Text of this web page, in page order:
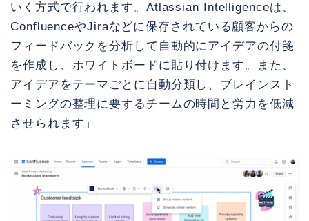
いく方式で行われます。Atlassian Intelligenceは、
ConfluenceやJiraなどに保存されている顧客からの
フィードバックを分析して自動的にアイデアの付箋
を作成し、ホワイトボードに貼り付けます。また、
アイデアをテーマごとに自動分類し、ブレインスト
ーミングの整理に要するチームの時間と労力を低減
させられます」